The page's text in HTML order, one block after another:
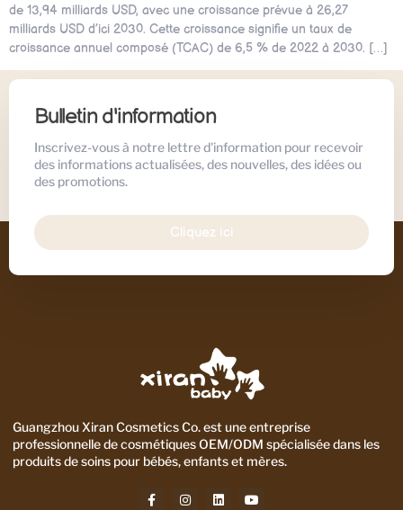
de 13,94 milliards USD, avec une croissance prévue à 26,27
milliards USD d’ici 2030. Cette croissance signifie un taux de
croissance annuel composé (TCAC) de 6,5 % de 2022 à 2030. […]
Bulletin d'information
Inscrivez-vous à notre lettre d'information pour recevoir
des informations actualisées, des nouvelles, des idées ou
des promotions.
Cliquez ici
Guangzhou Xiran Cosmetics Co. est une entreprise
professionnelle de cosmétiques OEM/ODM spécialisée dans les
produits de soins pour bébés, enfants et mères.